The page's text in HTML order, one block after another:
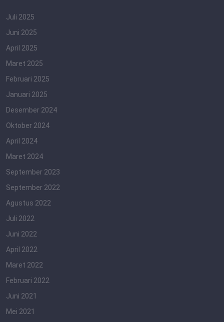
Juli 2025
Juni 2025
April 2025
Maret 2025
Februari 2025
Januari 2025
Desember 2024
Oktober 2024
April 2024
Maret 2024
September 2023
September 2022
Agustus 2022
Juli 2022
Juni 2022
April 2022
Maret 2022
Februari 2022
Juni 2021
Mei 2021